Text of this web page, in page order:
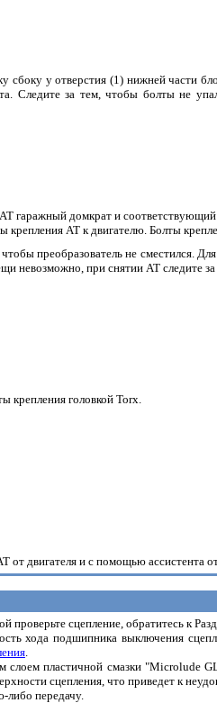
сбоку у отверстия (1) нижней части
Следите за тем, чтобы болты не
гаражный домкрат и соответствующий
крепления АТ к двигателю. Болты
преобразователь не сместился.
невозможно, при снятии АТ следите
крепления головкой Torx.
от двигателя и с помощью ассистента
проверьте сцепление, обратитесь к
хода подшипника выключения
слоем пластичной смазки "Microlude
сцепления, что приведет к
либо передачу.